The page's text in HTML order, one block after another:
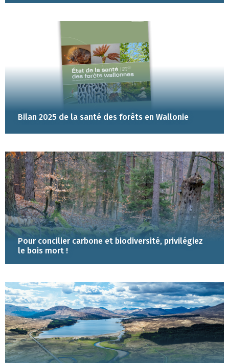
Bilan 2025 de la santé des forêts en Wallonie
Pour concilier carbone et biodiversité, privilégiez
le bois mort !